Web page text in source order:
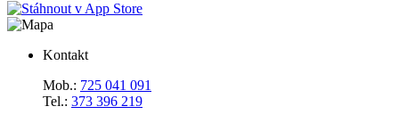
Kontakt
Mob.: 725 041 091
Tel.: 373 396 219